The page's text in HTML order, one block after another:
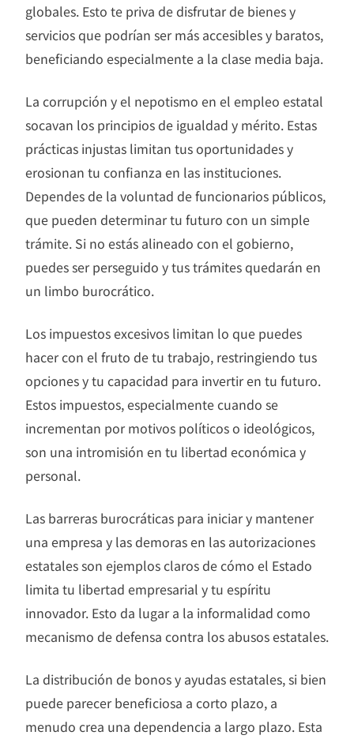
globales. Esto te priva de disfrutar de bienes y
servicios que podrían ser más accesibles y baratos,
beneficiando especialmente a la clase media baja.
La corrupción y el nepotismo en el empleo estatal
socavan los principios de igualdad y mérito. Estas
prácticas injustas limitan tus oportunidades y
erosionan tu confianza en las instituciones.
Dependes de la voluntad de funcionarios públicos,
que pueden determinar tu futuro con un simple
trámite. Si no estás alineado con el gobierno,
puedes ser perseguido y tus trámites quedarán en
un limbo burocrático.
Los impuestos excesivos limitan lo que puedes
hacer con el fruto de tu trabajo, restringiendo tus
opciones y tu capacidad para invertir en tu futuro.
Estos impuestos, especialmente cuando se
incrementan por motivos políticos o ideológicos,
son una intromisión en tu libertad económica y
personal.
Las barreras burocráticas para iniciar y mantener
una empresa y las demoras en las autorizaciones
estatales son ejemplos claros de cómo el Estado
limita tu libertad empresarial y tu espíritu
innovador. Esto da lugar a la informalidad como
mecanismo de defensa contra los abusos estatales.
La distribución de bonos y ayudas estatales, si bien
puede parecer beneficiosa a corto plazo, a
menudo crea una dependencia a largo plazo. Esta